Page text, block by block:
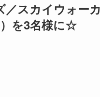
／スカイウォー
を3名様に☆